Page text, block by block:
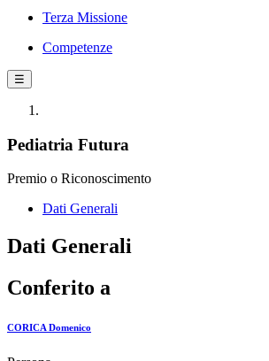
Terza Missione
Competenze
☰
Pediatria Futura
Premio o Riconoscimento
Dati Generali
Dati Generali
Conferito a
CORICA Domenico